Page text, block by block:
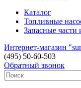
Каталог
Топливные
Запасные части
Интернет-магазин
(495) 50-60-503
Обратный звонок